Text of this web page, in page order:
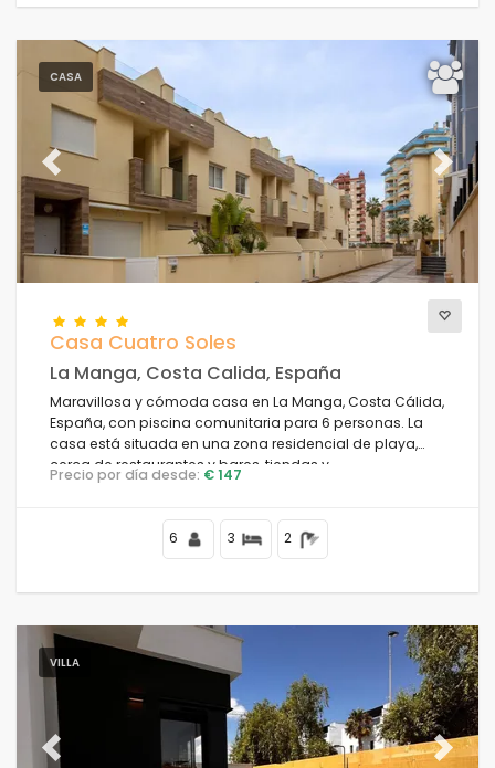
CASA
Previous Next
Casa Cuatro Soles
La Manga, Costa Calida, España
Maravillosa y cómoda casa en La Manga, Costa Cálida,
España, con piscina comunitaria para 6 personas. La
casa está situada en una zona residencial de playa,
cerca de restaurantes y bares, tiendas y
supermercados, y se encuentra a 100 m de la playa.
Precio por día desde: € 147
6 3 2
VILLA
Previous Next